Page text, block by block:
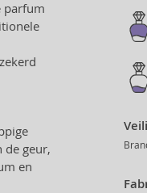
parfum
de geur,
en